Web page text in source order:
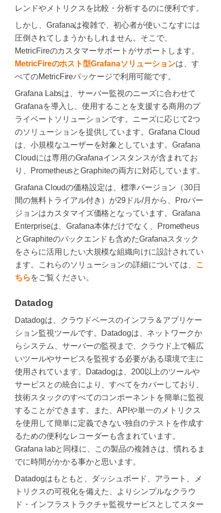
レンドやメトリクスを比較・分析するのに便利です。
しかし、Grafanaは複雑で、初心者が使いこなすには
圧倒されてしまうかもしれません。そこで、
MetricFireのカスタマーサポートがサポートします。
MetricFireのホスト型Grafanaソリューションは、す
べてのMetricFireパッケージで利用可能です。
Grafana Labsは、サーバー監視のニーズに合わせて
Grafanaを導入し、使用することを支援する商用のプ
ライベートソリューションです。ニーズに応じて2つ
のソリューションを提供しています。Grafana Cloud
は、小規模なユーザーを対象としています。Grafana
Cloudには専用のGrafanaインスタンスが含まれてお
り、PrometheusとGraphiteの両方に対応しています。
Grafana Cloudの価格設定は、標準バージョン（30日
間の無料トライアル付き）が29ドル/月から、Proバー
ジョンはカスタマイズ価格となっています。Grafana
Enterpriseは、Grafana本体だけでなく、Prometheus
とGraphiteのバックエンドも含めたGrafanaスタック
をさらに活用したい大規模な組織向けに設計されてい
ます。これらのソリューションの詳細については、 こ
ちら をご覧ください。
Datadog
Datadogは、クラウドベースのインフラ＆アプリケー
ション監視ツールです。Datadogは、ネットワークか
らシステム、サーバーの監視まで、クラウド上で幅広
いツールやサービスを監視する必要がある環境で主に
使用されています。Datadogは、200以上のツールや
サービスとの統合により、すべてをカバーしており、
技術スタックのすべてのコンポーネントを簡単に監視
することができます。また、APIや単一のメトリクス
を使用して簡単に定義できない独自のテストを作成す
るための便利なレコーダーも含まれています。
Grafana labと同様に、この製品の複雑さは、慣れるま
でに時間がかかる事かと思います。
Datadogはもともと、ダッシュボード、アラート、メ
トリクスの可視化を備えた、よりシンプルなクラウ
ド・インフラストラクチャ監視サービスとしてスター